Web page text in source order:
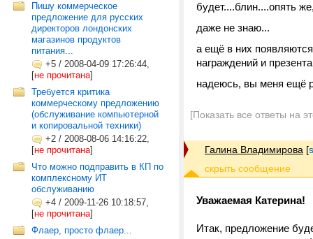
Пишу коммерческое
предложение для русских
директоров лондонских
магазинов продуктов
питания...
+5 / 2008-04-09 17:26:44,
[не прочитана]
Требуется критика
коммерческому предложению
(обслуживание компьютерной
и копировальной техники)
+2 / 2008-08-06 14:16:22,
[не прочитана]
Что можно подправить в КП по
комплексному ИТ
обслуживанию
+4 / 2009-11-26 10:18:57,
[не прочитана]
Флаер, просто флаер...
будет....блин....опять
даже не знаю...
а ещё в них
награждений и
надеюсь, вы меня ещё
[Показать все ответы на
Галина Владимирова [
Уважаемая Катерина!
Итак, предложение